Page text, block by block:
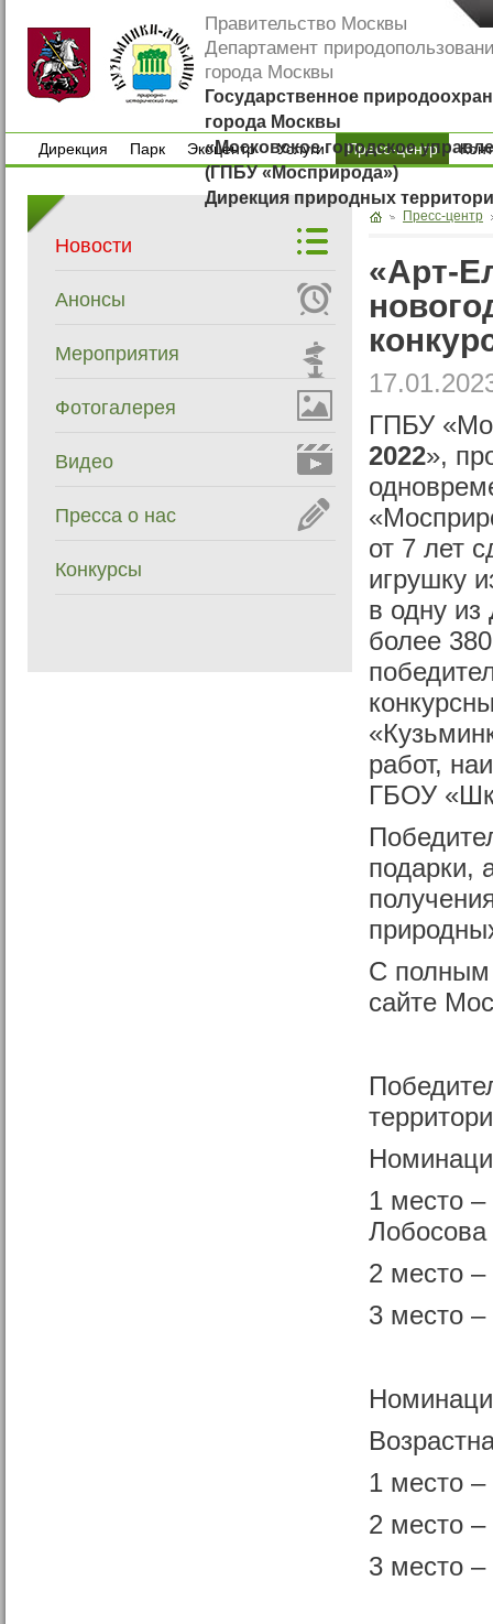
Правительство Москвы
Департамент
города Москвы
Государственное
города Москвы
«Московское городское
(ГПБУ «Мосприрода»)
Дирекция природных
Дирекция
Парк
Экоцентр
Экоцентр
Услуги
Услуги
Пресс-центр
Новости
Анонсы
Мероприятия
Фотогалерея
Видео
Пресса о нас
Конкурсы
Пресс-центр
«Арт-
ГПБУ
2022»,
от 7 лет
игрушку
в одну из
более
работ,
ГБОУ
подарки,
С полным
сайте
1 место
2 место
3 место
1 место
2 место –
3 место –